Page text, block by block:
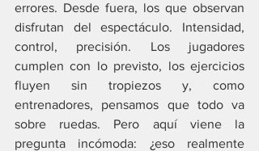
errores. Desde fuera, los que observan
disfrutan del espectáculo. Intensidad,
control, precisión. Los jugadores
cumplen con lo previsto, los ejercicios
fluyen sin tropiezos y, como
entrenadores, pensamos que todo va
sobre ruedas. Pero aquí viene la
pregunta incómoda: ¿eso realmente